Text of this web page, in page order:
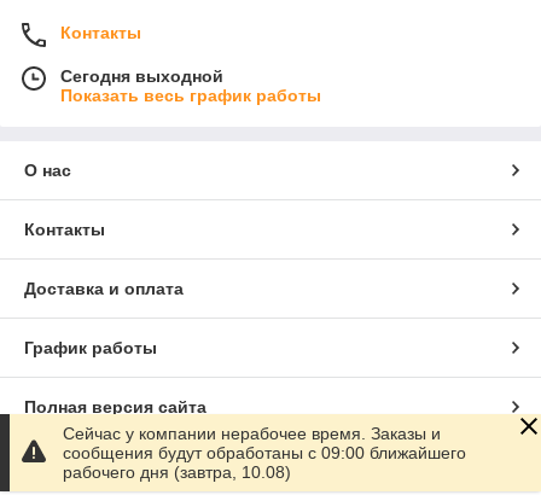
Контакты
Сегодня выходной
Показать весь график работы
О нас
Контакты
Доставка и оплата
График работы
Полная версия сайта
Сайт создан на маркетплейсеSatu.kz
Сейчас у компании нерабочее время. Заказы и
сообщения будут обработаны с 09:00 ближайшего
рабочего дня (завтра, 10.08)